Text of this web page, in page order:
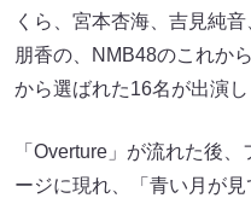
くら、宮本杏海、吉見純
朋香の、NMB48のこれか
から選ばれた16名が出演し
「Overture」が流れた後
ージに現れ、「青い月が